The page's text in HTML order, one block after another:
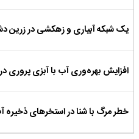
یک شبکه آبیاری و زهکشی در زرین
افزایش بهره‌وری آب با آبزی پروری
خطر مرگ با شنا در استخرهای